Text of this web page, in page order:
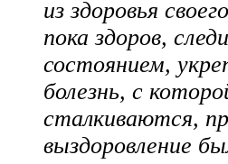
из здоровья
пока здоров,
состоянием,
болезнь, с
сталкиваются,
выздоровление